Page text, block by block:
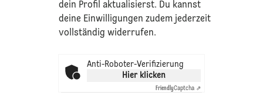
dein Profil aktualisierst. Du kannst
deine Einwilligungen zudem jederzeit
vollständig widerrufen.
Anti-Roboter-Verifizierung
Hier klicken
FriendlyCaptcha ⇗